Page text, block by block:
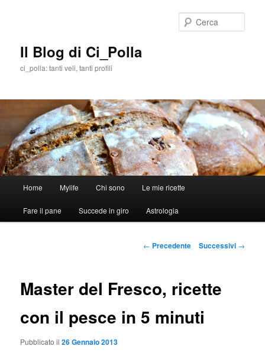
Il Blog di Ci_Polla
ci_polla: tanti veli, tanti profili
principale
Vai
al
Home Mylife Chi sono Le mie ricette
Fare il pane Succede in giro Astrologia
Navigazione
← Precedente Successivi →
Master del Fresco, ricette
con il pesce in 5 minuti
Pubblicato il26 Gennaio 2013